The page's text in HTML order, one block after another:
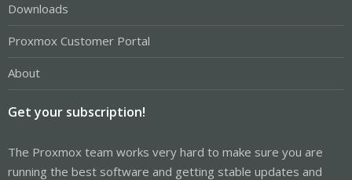
Downloads
Proxmox Customer Portal
About
Get your subscription!
The Proxmox team works very hard to make sure you are
running the best software and getting stable updates and